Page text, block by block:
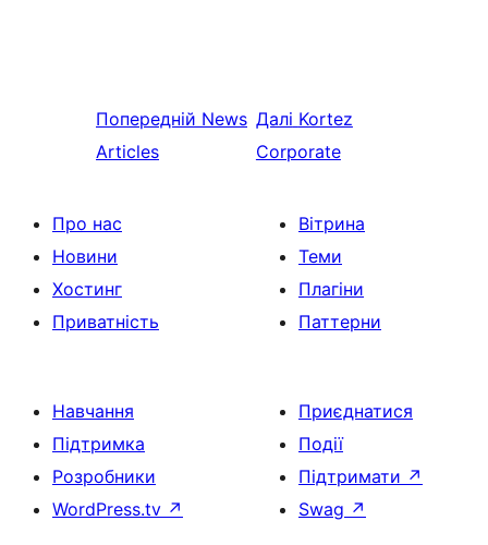
Попередній News
Articles
Далі Kortez
Corporate
Про нас
Новини
Хостинг
Приватність
Вітрина
Теми
Плагіни
Паттерни
Навчання
Підтримка
Розробники
WordPress.tv ↗
Приєднатися
Події
Підтримати ↗
Swag ↗